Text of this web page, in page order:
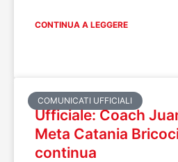
CONTINUA A LEGGERE
COMUNICATI UFFICIALI
Ufficiale: Coach
Meta Catania
continua